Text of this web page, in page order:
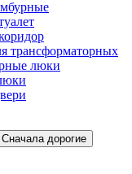
трансформаторных
люки
Сначала дорогие